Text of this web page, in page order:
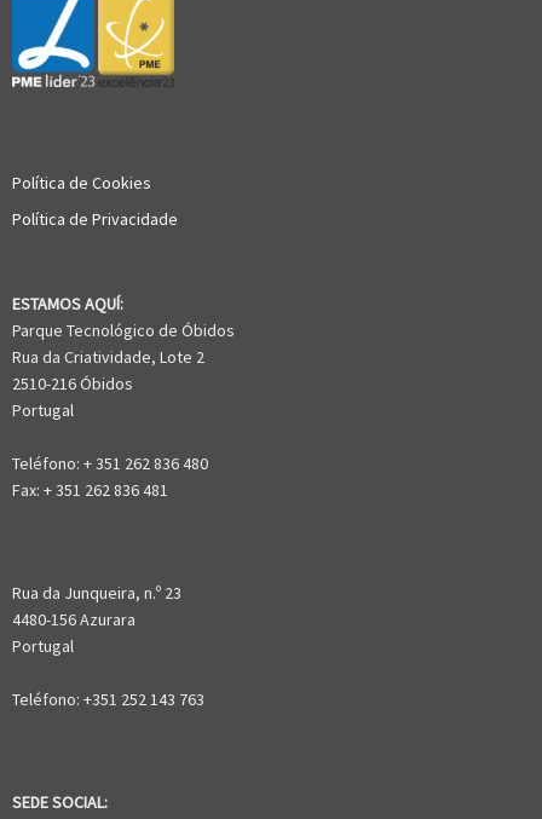
Política de Cookies
Política de Privacidade
ESTAMOS AQUÍ:
Parque Tecnológico de Óbidos
Rua da Criatividade, Lote 2
2510-216 Óbidos
Portugal
Teléfono: + 351 262 836 480
Fax: + 351 262 836 481
Rua da Junqueira, n.º 23
4480-156 Azurara
Portugal
Teléfono: +351 252 143 763
SEDE SOCIAL: